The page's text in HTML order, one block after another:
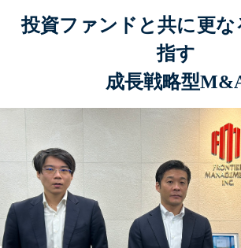
投資ファンドと共に更な
指す
成長戦略型